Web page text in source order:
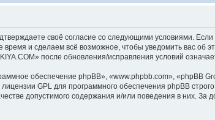
своё согласие со следующими условиями. Если
и сделаем всё возможное, чтобы уведомить вас об
после обновления/исправления условий
обеспечение phpBB», «www.phpbb.com», «phpBB
лицензии GPL для программного обеспечения phpBB
допустимого содержания и/или поведения в них. За